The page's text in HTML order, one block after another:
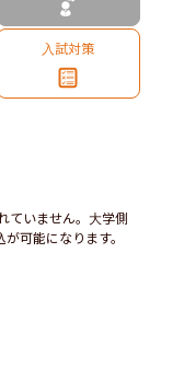
入試対策
ていません。大学側
可能になります。